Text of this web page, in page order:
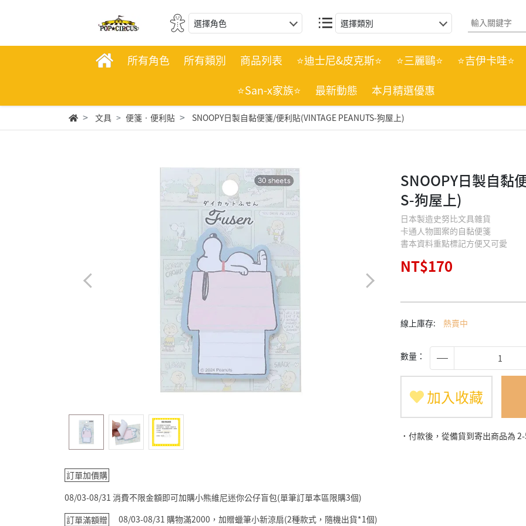
選擇角色 選擇類別
所有角色 所有類別 商品列表 ⭐迪士尼&皮克斯⭐ ⭐三麗鷗⭐
⭐吉伊卡哇⭐
⭐San-x家族⭐
最新動態 本月精選優惠
文具 便箋‧便利貼 SNOOPY日製自黏便箋/便利貼(VINTAGE PEANUTS-狗屋上)
SNOOPY日製自黏
S-狗屋上)
日本製造史努比文具雜貨
卡通人物圖案的自黏便箋
書本資料重點標記方便又可愛
NT$170
線上庫存: 熱賣中
數量：
加入收藏
˙付款後，從備貨到寄出商品為
訂單加價購
08/03-08/31 消費不限金額即可加購小熊維尼迷你公仔盲包(單筆訂單本區限購3個)
訂單滿額贈
08/03-08/31 購物滿2000，加贈蠟筆小新涼扇(2種款式，隨機出貨*1個)